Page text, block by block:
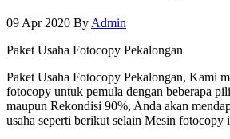
09 Apr 2020 By Admin
Paket Usaha Fotocopy Pekalongan
Paket Usaha Fotocopy Pekalongan, Kami
fotocopy untuk pemula dengan beberapa
maupun Rekondisi 90%, Anda akan
usaha seperti berikut selain Mesin fotocopy